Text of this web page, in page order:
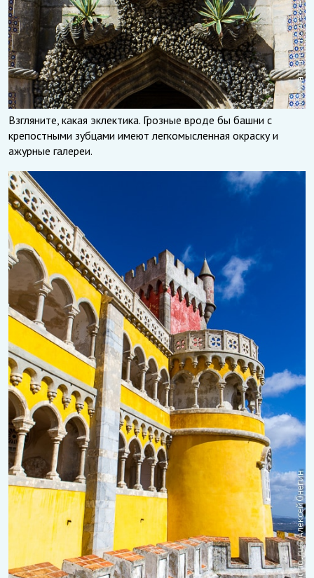
Взгляните, какая эклектика. Грозные вроде бы башни с
крепостными зубцами имеют легкомысленная окраску и
ажурные галереи.